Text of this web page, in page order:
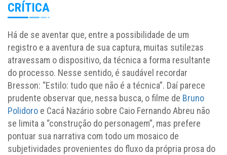
CRÍTICA
Há de se aventar que, entre a possibilidade de um
registro e a aventura de sua captura, muitas sutilezas
atravessam o dispositivo, da técnica a forma resultante
do processo. Nesse sentido, é saudável recordar
Bresson: “Estilo: tudo que não é a técnica”. Daí parece
prudente observar que, nessa busca, o filme de Bruno
Polidoro e Cacá Nazário sobre Caio Fernando Abreu não
se limita a “construção do personagem”, mas prefere
pontuar sua narrativa com todo um mosaico de
subjetividades provenientes do fluxo da própria prosa do